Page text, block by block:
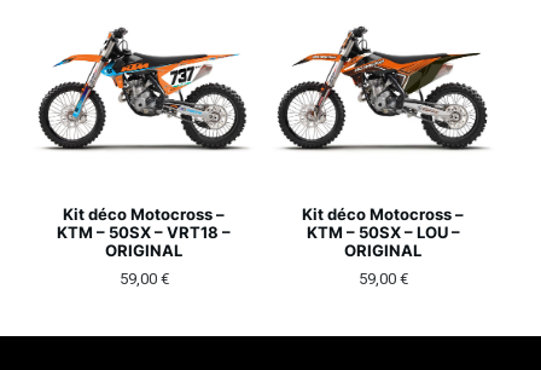
Kit déco Motocross –
KTM – 50SX – VRT18 –
ORIGINAL
59,00 €
Kit déco Motocross –
KTM – 50SX – LOU –
ORIGINAL
59,00 €